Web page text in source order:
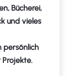
Bücherei,
und vieles
persönlich